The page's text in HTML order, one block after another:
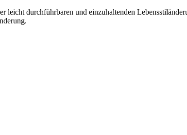
leicht durchführbaren und einzuhaltenden